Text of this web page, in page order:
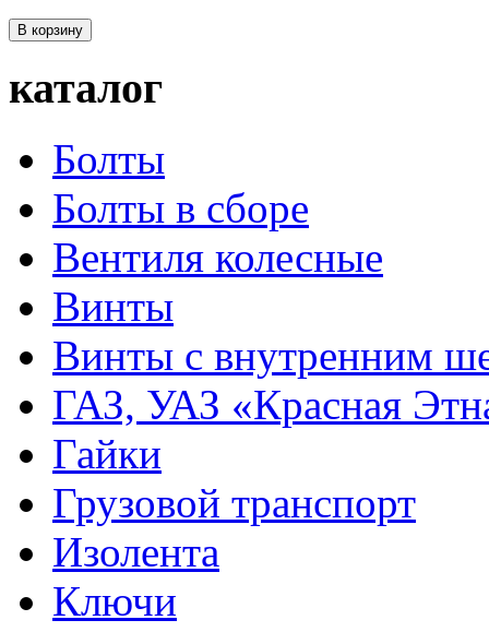
В корзину
каталог
Болты
Болты в сборе
Вентиля колесные
Винты
Винты с внутренним
ГАЗ, УАЗ «Красная
Гайки
Грузовой транспорт
Изолента
Ключи